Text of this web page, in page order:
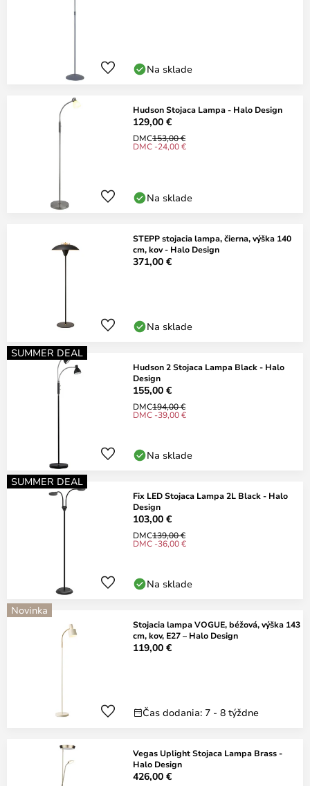
Na sklade
Hudson Stojaca Lampa - Halo Design
129,00 €
DMC153,00 €
DMC -24,00 €
Na sklade
STEPP stojacia lampa, čierna, výška 140
cm, kov - Halo Design
371,00 €
Na sklade
SUMMER DEAL
Hudson 2 Stojaca Lampa Black - Halo
Design
155,00 €
DMC194,00 €
DMC -39,00 €
Na sklade
SUMMER DEAL
Fix LED Stojaca Lampa 2L Black - Halo
Design
103,00 €
DMC139,00 €
DMC -36,00 €
Na sklade
Novinka
Stojacia lampa VOGUE, béžová, výška 143
cm, kov, E27 – Halo Design
119,00 €
Čas dodania: 7 - 8 týždne
Vegas Uplight Stojaca Lampa Brass -
Halo Design
426,00 €